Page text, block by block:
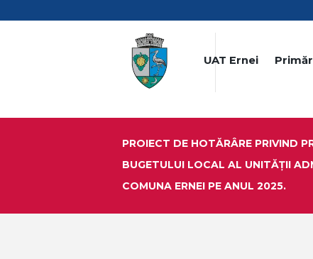
UAT Ernei
PROIECT DE HOTĂRÂRE PRIVIND
BUGETULUI LOCAL AL UNITĂȚII
COMUNA ERNEI PE ANUL 2025.